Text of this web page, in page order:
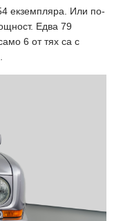
екземпляра. Или по-
Едва 79
6 от тях са с